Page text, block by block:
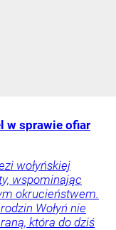
w sprawie ofiar
wołyńskiej
wspominając
okrucieństwem.
Wołyń nie
która do dziś